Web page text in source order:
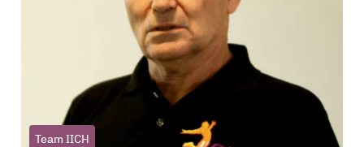
Team IICH